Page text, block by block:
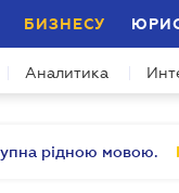
БИЗНЕСУ
Аналитика
рідною мовою.